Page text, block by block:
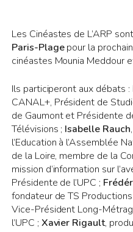
Les Cinéastes de L’ARP
Paris-Plagepour la
cinéastes Mounia Meddour
Ils participeront aux débats :
CANAL+, Président de
de Gaumont et Présidente
Télévisions ; Isabelle Rauch
l’Education à l’Assemblée
de la Loire, membre de la
mission d’information sur
Présidente de l’UPC ;
fondateur de TS
Vice-Président Long-
l’UPC ; Xavier Rigault,